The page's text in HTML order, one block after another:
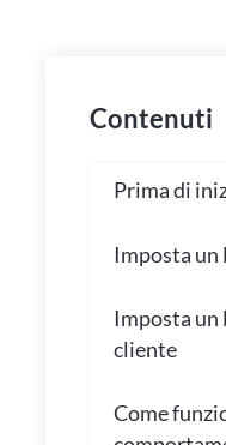
Contenuti
Prima di
Imposta
Imposta un
cliente
Come